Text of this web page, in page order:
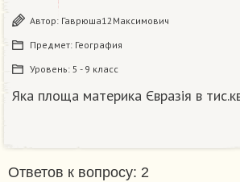
Автор: Гаврюша12Максимович
Предмет: География
Уровень: 5 - 9 класс
Яка площа материка Євразія в
Ответов к вопросу: 2